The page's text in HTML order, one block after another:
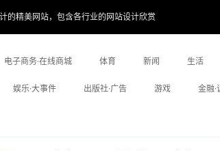
的精美网站，包含各行业的网站设计欣赏
电子商务·在线商城 体育 新闻 生活
娱乐·大事件 出版社·广告 游戏 金融·